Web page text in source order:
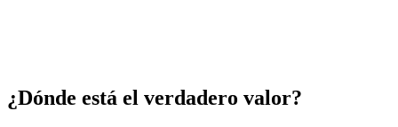
¿Dónde está el verdadero valor?